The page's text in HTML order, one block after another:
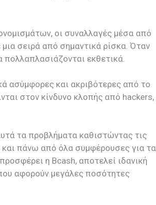
οι συναλλαγές μέσα από
σειρά από σημαντικά ρίσκα. Όταν
εκθετικά.
ασύμφορες και ακριβότερες από το
στον κίνδυνο κλοπής από hackers,
τα προβλήματα καθιστώντας τις
και πάνω από όλα συμφέρουσες για τα
η Bcash, αποτελεί ιδανική
αφορούν μεγάλες ποσότητες